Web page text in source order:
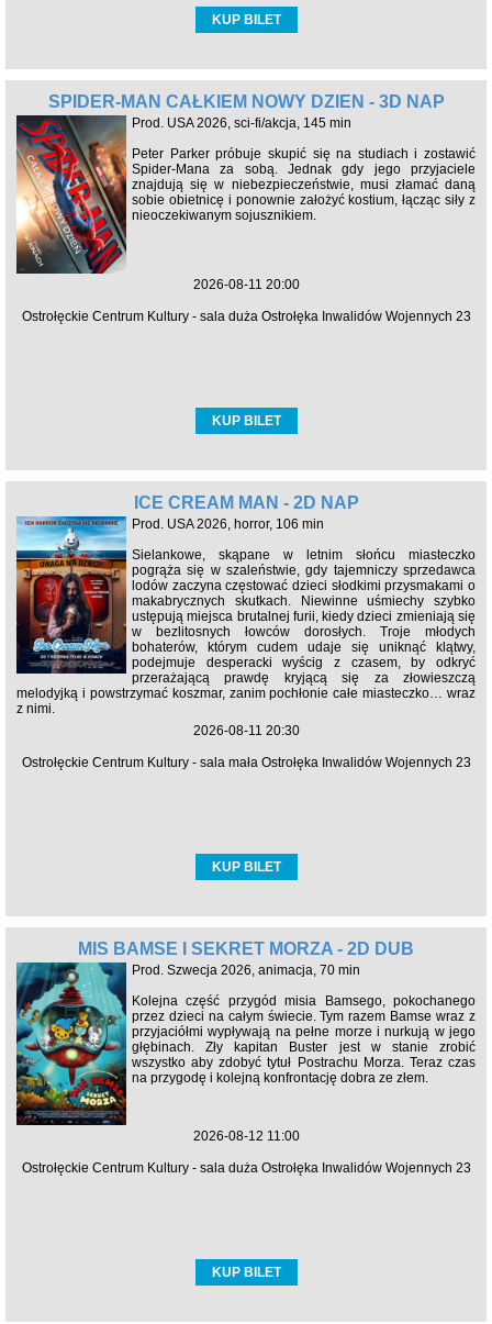
KUP BILET
SPIDER-MAN CAŁKIEM NOWY DZIEŃ - 3D NAP
Prod. USA 2026, sci-fi/akcja, 145 min
Peter Parker próbuje skupić się na studiach i zostawić
Spider-Mana za sobą. Jednak gdy jego przyjaciele
znajdują się w niebezpieczeństwie, musi złamać daną
sobie obietnicę i ponownie założyć kostium, łącząc siły z
nieoczekiwanym sojusznikiem.
2026-08-11 20:00
Ostrołęckie Centrum Kultury - sala duża Ostrołęka Inwalidów Wojennych 23
KUP BILET
ICE CREAM MAN - 2D NAP
Prod. USA 2026, horror, 106 min
Sielankowe, skąpane w letnim słońcu miasteczko
pogrąża się w szaleństwie, gdy tajemniczy sprzedawca
lodów zaczyna częstować dzieci słodkimi przysmakami o
makabrycznych skutkach. Niewinne uśmiechy szybko
ustępują miejsca brutalnej furii, kiedy dzieci zmieniają się
w bezlitosnych łowców dorosłych. Troje młodych
bohaterów, którym cudem udaje się uniknąć klątwy,
podejmuje desperacki wyścig z czasem, by odkryć
przerażającą prawdę kryjącą się za złowieszczą
melodyjką i powstrzymać koszmar, zanim pochłonie całe miasteczko… wraz
z nimi.
2026-08-11 20:30
Ostrołęckie Centrum Kultury - sala mała Ostrołęka Inwalidów Wojennych 23
KUP BILET
MIŚ BAMSE I SEKRET MORZA - 2D DUB
Prod. Szwecja 2026, animacja, 70 min
Kolejna część przygód misia Bamsego, pokochanego
przez dzieci na całym świecie. Tym razem Bamse wraz z
przyjaciółmi wypływają na pełne morze i nurkują w jego
głębinach. Zły kapitan Buster jest w stanie zrobić
wszystko aby zdobyć tytuł Postrachu Morza. Teraz czas
na przygodę i kolejną konfrontację dobra ze złem.
2026-08-12 11:00
Ostrołęckie Centrum Kultury - sala duża Ostrołęka Inwalidów Wojennych 23
KUP BILET